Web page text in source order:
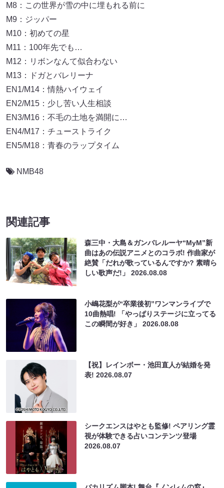
M8：この世界が雪の中に埋もれる前に
M9：ジッパー
M10：初めての星
M11：100年先でも…
M12：リボンなんて似合わない
M13：ドガとバレリーナ
EN1/M14：情熱ハイウェイ
EN2/M15：少し苦い人生相談
EN3/M16：不毛の土地を満開に…
EN4/M17：チューストライク
EN5/M18：青春のラップタイム
NMB48
関連記事
森三中・大島＆ガンバレルーヤ“MyM”新
曲はあの伝説アニメとのコラボ! 作曲家が
絶賛「だれが歌っているんですか? 素晴ら
しい歌声だ!」2026.08.08
小嶋花梨が“卒業後初”ワンマンライブで
10曲熱唱! 「やっぱりステージに立ってる
この瞬間が好き」2026.08.08
【祝】レインボー・池田直人が結婚を発
表!2026.08.07
シークエンスはやとも監修! ペアリング霊
視が体験できる占いコンテンツ登場
2026.08.07